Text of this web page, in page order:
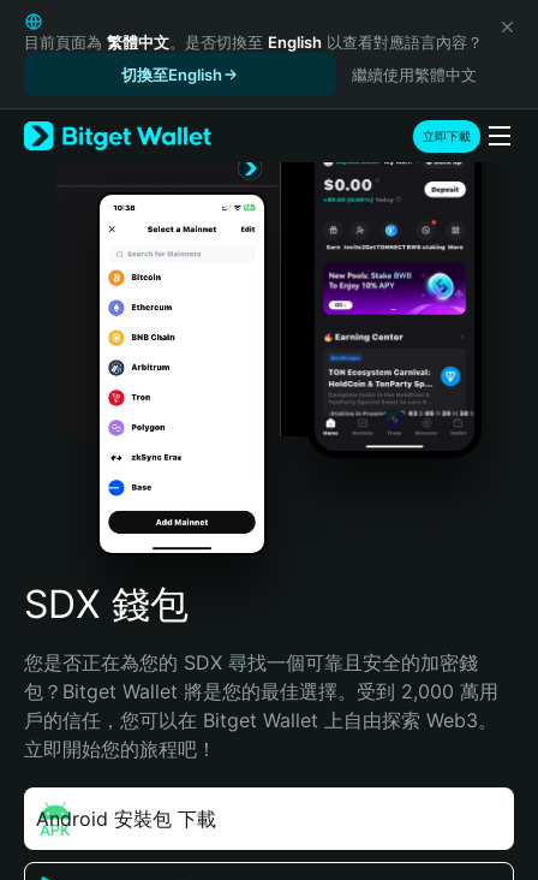
English
日本語
Русский
Español (Latinoamérica)
Türkçe
Português (Portugal)
Bahasa Indonesia
Português (Brasil)
Español (Argentina)
目前頁面為 繁體中文。是否切換至 English 以查看對應語言內容？
切換至English
繼續使用繁體中文
立即下載
SDX 錢包
您是否正在為您的 SDX 尋找一個可靠且安全的加密錢
包？Bitget Wallet 將是您的最佳選擇。受到 2,000 萬用
戶的信任，您可以在 Bitget Wallet 上自由探索 Web3。
立即開始您的旅程吧！
Android 安裝包 下載